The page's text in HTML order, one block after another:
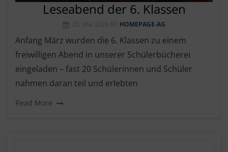
Leseabend der 6. Klassen
20. Mai 2026 BY HOMEPAGE-AG
Anfang März wurden die 6. Klassen zu einem
freiwilligen Abend in unserer Schülerbücherei
eingeladen – fast 20 Schülerinnen und Schüler
nahmen daran teil und erlebten
Read More